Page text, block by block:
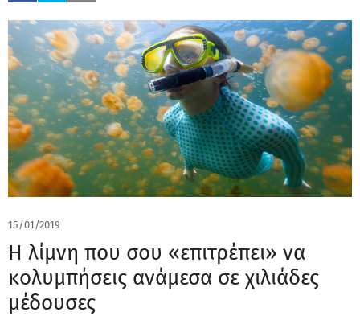
15/01/2019
Η λίμνη που σου «επιτρέπει» να
κολυμπήσεις ανάμεσα σε χιλιάδες
μέδουσες